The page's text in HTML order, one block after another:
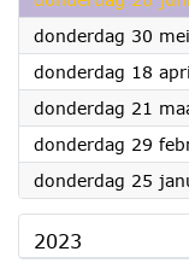
donderdag 30 mei
donderdag 18
donderdag 21
donderdag 29
donderdag 25
2023